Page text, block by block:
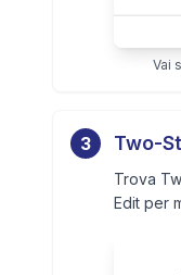
Vai
3 Two-
Trova
Edit per